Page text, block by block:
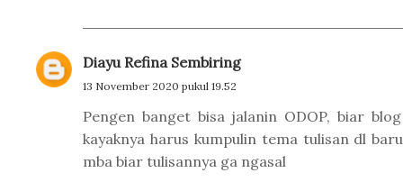
Diayu Refina Sembiring
13 November 2020 pukul 19.52
Pengen banget bisa jalanin ODOP, biar
kayaknya harus kumpulin tema tulisan dl
mba biar tulisannya ga ngasal